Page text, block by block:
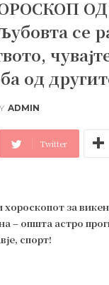
ОД
се
од
ADMIN
Twitter
хороскопот за
– општа астро
спорт!